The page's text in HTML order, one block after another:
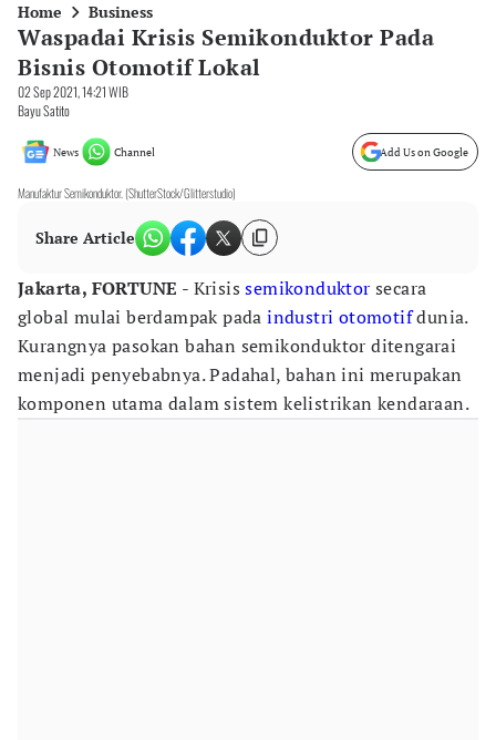
Home Business
Waspadai Krisis Semikonduktor Pada
Bisnis Otomotif Lokal
02 Sep 2021, 14:21 WIB
Bayu Satito
News Channel Add Us on Google
Manufaktur Semikonduktor. (ShutterStock/Glitterstudio)
Share Article
Jakarta, FORTUNE - Krisissemikonduktor secara
global mulai berdampak padaindustri otomotifdunia.
Kurangnya pasokan bahan semikonduktor ditengarai
menjadi penyebabnya. Padahal, bahan ini merupakan
komponen utama dalam sistem kelistrikan kendaraan.